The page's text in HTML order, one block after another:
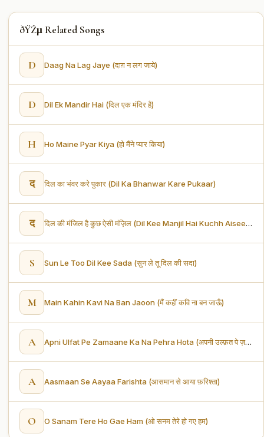
ðŸŽµ Related Songs
D Daag Na Lag Jaye (दाग़ न लग जाये)
D Dil Ek Mandir Hai (दिल एक मंदिर है)
H Ho Maine Pyar Kiya (हो मैंने प्यार किया)
द दिल का भंवर करे पुकार (Dil Ka Bhanwar Kare Pukaar)
द दिल की मंजिल है कुछ ऐसी मंज़िल (Dil Kee Manjil Hai Kuchh Aisee Hai Manjil)
S Sun Le Too Dil Kee Sada (सुन ले तू दिल की सदा)
M Main Kahin Kavi Na Ban Jaoon (मैं कहीं कवि ना बन जाऊँ)
A Apni Ulfat Pe Zamaane Ka Na Pehra Hota (अपनी उल्फ़त पे ज़माने का न पहरा होता)
A Aasmaan Se Aayaa Farishta (आसमान से आया फ़रिश्ता)
O O Sanam Tere Ho Gae Ham (ओ सनम तेरे हो गए हम)